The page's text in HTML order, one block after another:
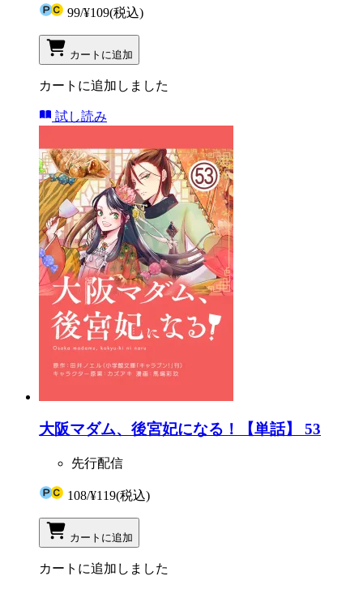
99/¥109(税込)
カートに追加
カートに追加しました
試し読み
大阪マダム、後宮妃になる！【単話】 53
先行配信
108/¥119(税込)
カートに追加
カートに追加しました